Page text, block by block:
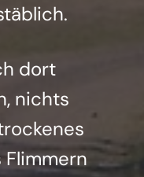
dort
nichts
Flim­mern